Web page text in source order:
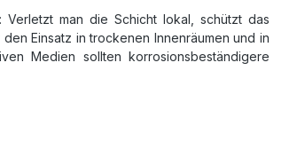
man die Schicht lokal, schützt das
Einsatz in trockenen Innenräumen und in
Medien sollten korrosionsbeständigere